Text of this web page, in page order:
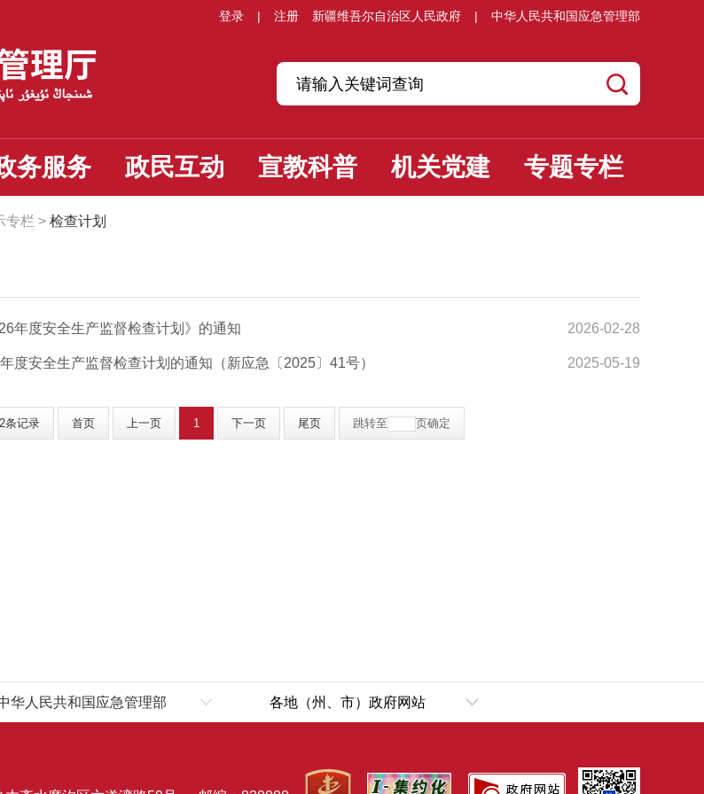
登录 | 注册 新疆维吾尔自治区人民政府 | 中华人民共和国应急管理部
务服务 政民互动 宣教科普 机关党建 专题专栏
专栏 > 检查计划
年度安全生产监督检查计划》的通知 2026-02-28
度安全生产监督检查计划的通知（新应急〔2025〕41号） 2025-05-19
条记录 首页 上一页 1 下一页 尾页 跳转至 页确定
华人民共和国应急管理部 各地（州、市）政府网站
伊犁哈萨克自治州